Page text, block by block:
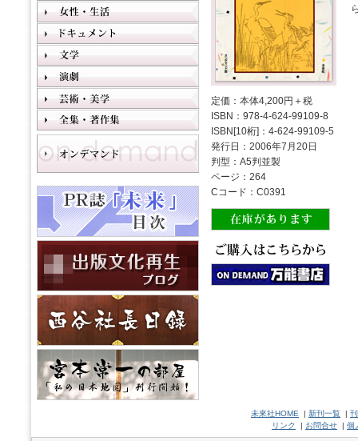
定価：本体4,200円＋税
ISBN：978-4-624-99109-8
ISBN[10桁]：4-624-99109-5
発行日：2006年7月20日
判型：A5判並製
ページ：264
Cコード：C0391
未來社HOME | 新刊一覧 |
リンク
| お問合せ | 個